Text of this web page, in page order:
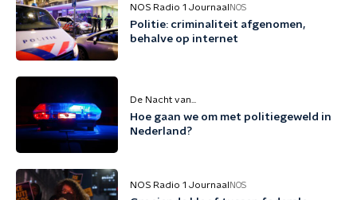
NOS Radio 1 Journaal NOS
Politie: criminaliteit afgenomen,
behalve op internet
De Nacht van...
Hoe gaan we om met politiegeweld in
Nederland?
NOS Radio 1 Journaal NOS